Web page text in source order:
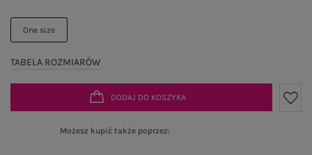
One size
TABELA ROZMIARÓW
DODAJ DO KOSZYKA
Możesz kupić także poprzez: